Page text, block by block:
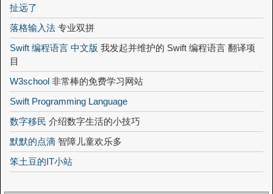
扯远了
落格输入法 专业双拼
Swift 编程语言 中文版 我发起并维护的 Swift 编程语言 翻译项
目
W3school 非常棒的免费学习网站
Swift Programming Language
数字移民 介绍数字生活的小技巧
默默的点滴 智障儿童欢乐多
笨土豆的IT小站